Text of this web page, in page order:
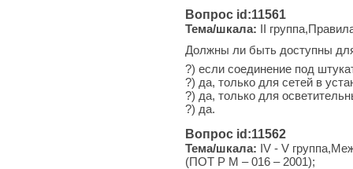
Вопрос id:11561
Тема/шкала: II
Должны ли быть доступны
?) если соединение под
?) да, только для сетей в
?) да, только для
?) да.
Вопрос id:11562
Тема/шкала: IV - V
(ПОТ Р М – 016 – 2001);